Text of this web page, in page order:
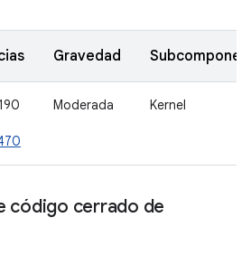
Gravedad
Moderada Kernel
código cerrado de